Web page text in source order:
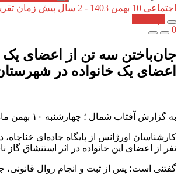
اجتماعی 10 بهمن 1403 - 2 سال پیش
زمان
0
جان‌باختن سه تن از اعضای یک
اعضای یک خانواده در
به گزارش آفتاب شمال ؛ چهارشنبه ۱۰ بهمن ماه ۱۴۰۳، سه نفر از اعضای یک خانواده در اثر استنشاق گاز مونوکسید کربن جان خود را از دست دادند.
کارشناسان اورژانس از پایگاه جاده‌ای
نفر از اعضای این خانواده در اثر استنشاق
گفتنی است؛ پس از ثبت و انجام روال قانونی،